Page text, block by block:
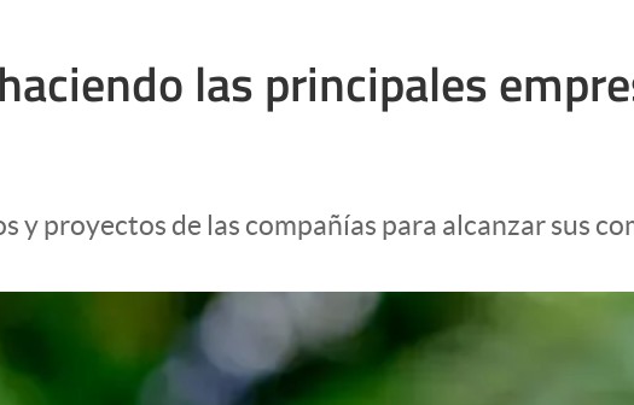
las principales
y proyectos de las compañías para alcanzar sus